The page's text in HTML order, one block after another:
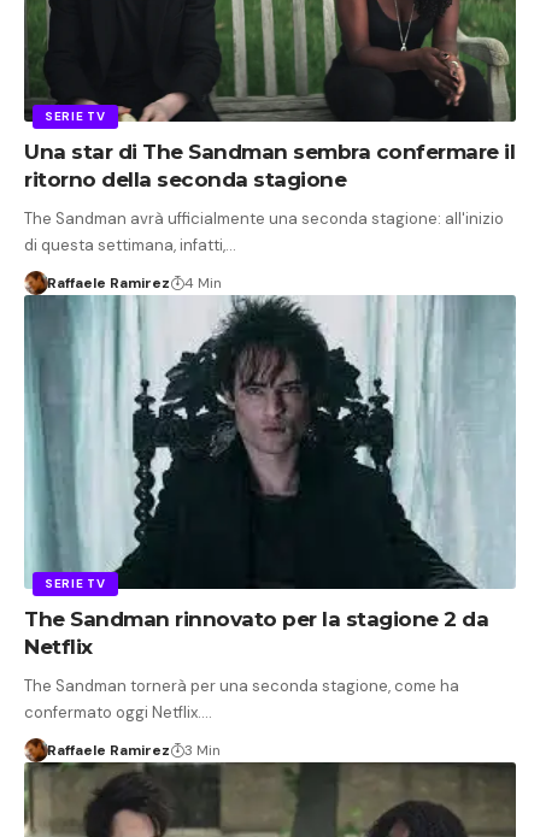
SERIE TV
Una star di The Sandman sembra confermare il
ritorno della seconda stagione
The Sandman avrà ufficialmente una seconda stagione: all'inizio
di questa settimana, infatti,…
Raffaele Ramirez 4 Min
SERIE TV
The Sandman rinnovato per la stagione 2 da
Netflix
The Sandman tornerà per una seconda stagione, come ha
confermato oggi Netflix.…
Raffaele Ramirez 3 Min